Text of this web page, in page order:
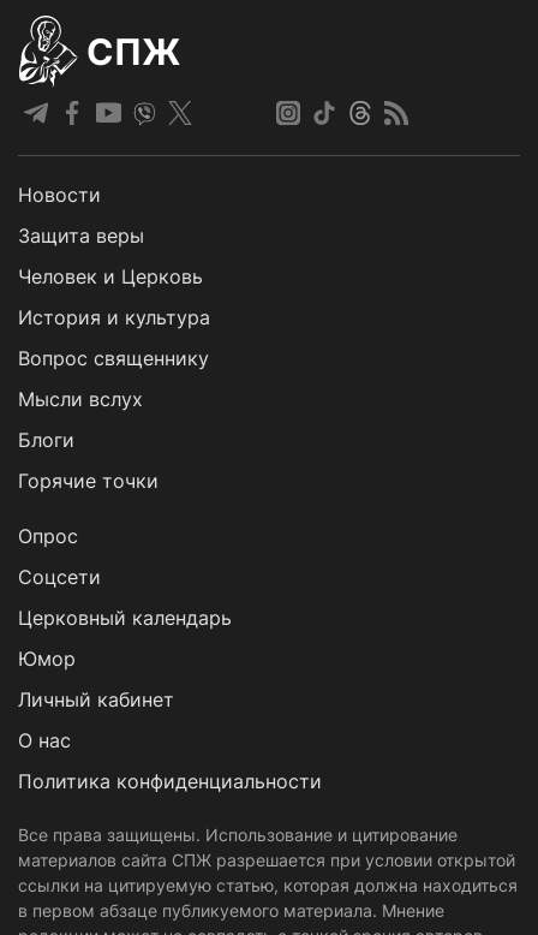
СПЖ
Новости
Защита веры
Человек и Церковь
История и культура
Вопрос священнику
Мысли вслух
Блоги
Горячие точки
Опрос
Cоцсети
Церковный календарь
Юмор
Личный кабинет
О нас
Политика конфиденциальности
Все права защищены. Использование и цитирование
материалов сайта СПЖ разрешается при условии открытой
ссылки на цитируемую статью, которая должна находиться
в первом абзаце публикуемого материала. Мнение